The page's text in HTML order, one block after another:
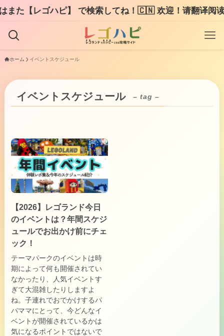
また【レゴハピ】 で検索してね！🇨🇳 欢迎！请翻译阅读
ホーム イベントスケジュール
イベントスケジュール – tag –
【2026】レゴランド今日
のイベントは？年間スケジ
ュールでお出かけ前にチェ
ック！
テーマパークのイベントは時
期によって何も開催されてい
なかったり、人気イベントす
ぎて大混雑したりしますよ
ね。子連れでおでかけするパ
パママにとって、今どんなイ
ベントが開催されているかは
気になるポイントではないで